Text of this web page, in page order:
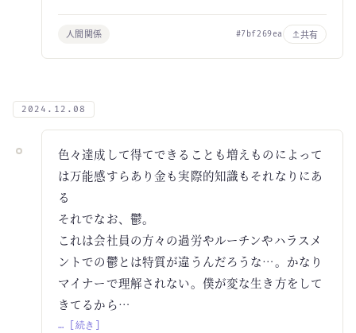
人間関係 #7bf269ea 共有
2024.12.08
色々達成して得てできることも増えものによって
は万能感すらあり金も実際的知識もそれなりにあ
る
それでなお、鬱。
これは会社員の方々の過労やルーチンやハラスメ
ントでの鬱とは特質が違うんだろうな…。かなり
マイナーで理解されない。僕が変な生き方をして
きてるから…
… [続き]